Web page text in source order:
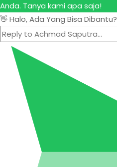
Anda. Tanya kami apa saja!
👋 Halo, Ada Yang Bisa Dibantu?